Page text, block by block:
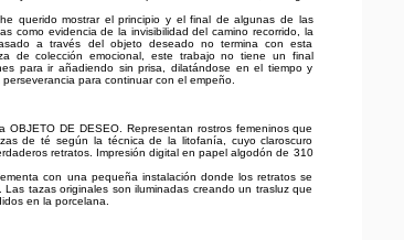
querido mostrar el principio y el final de algunas de las
como evidencia de la invisibilidad del camino recorrido, la
a través del objeto deseado no termina con esta
de colección emocional, este trabajo no tiene un final
para ir añadiendo sin prisa, dilatándose en el tiempo y
para continuar con el empeño.
OBJETO DE DESEO. Representan rostros femeninos que
de té según la técnica de la litofanía, cuyo claroscuro
retratos. Impresión digital en papel algodón de 310
con una pequeña instalación donde los retratos se
tazas originales son iluminadas creando un trasluz que
en la porcelana.